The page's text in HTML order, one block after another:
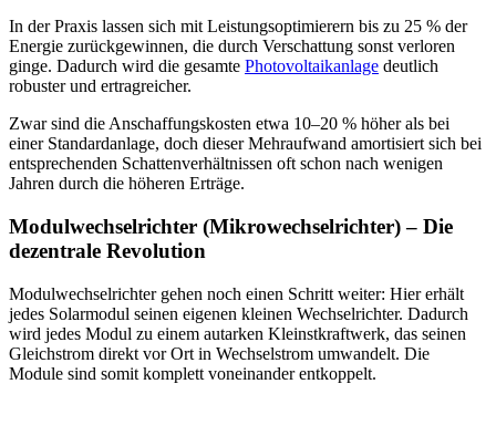
In der Praxis lassen sich mit Leistungsoptimierern bis zu 25 % der
Energie zurückgewinnen, die durch Verschattung sonst verloren
ginge. Dadurch wird die gesamte Photovoltaikanlage deutlich
robuster und ertragreicher.
Zwar sind die Anschaffungskosten etwa 10–20 % höher als bei
einer Standardanlage, doch dieser Mehraufwand amortisiert sich bei
entsprechenden Schattenverhältnissen oft schon nach wenigen
Jahren durch die höheren Erträge.
Modulwechselrichter (Mikrowechselrichter) – Die
dezentrale Revolution
Modulwechselrichter gehen noch einen Schritt weiter: Hier erhält
jedes Solarmodul seinen eigenen kleinen Wechselrichter. Dadurch
wird jedes Modul zu einem autarken Kleinstkraftwerk, das seinen
Gleichstrom direkt vor Ort in Wechselstrom umwandelt. Die
Module sind somit komplett voneinander entkoppelt.